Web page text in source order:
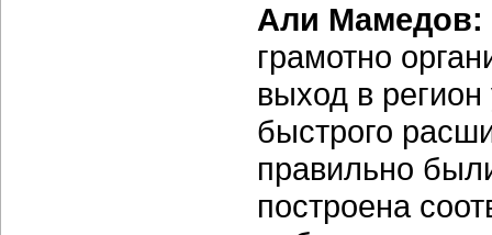
Али Мамедов:
грамотно
выход в
быстрого
правильно
построена